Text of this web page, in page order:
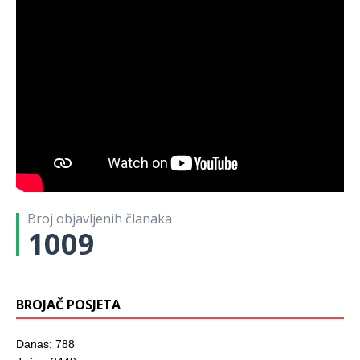
Broj objavljenih članaka
1009
BROJAČ POSJETA
Danas: 788